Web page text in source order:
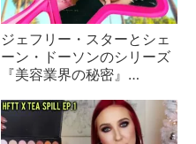
ジェフリー・スターとシェ
ーン・ドーソンのシリーズ
『美容業界の秘密』